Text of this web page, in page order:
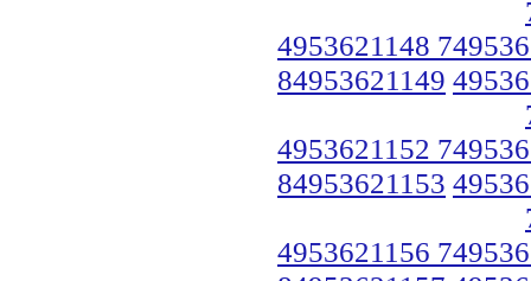
4953621148
84953621149
4953621152
84953621153
4953621156